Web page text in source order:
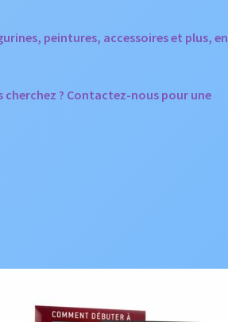
peintures, accessoires et plus, en
? Contactez-nous pour une